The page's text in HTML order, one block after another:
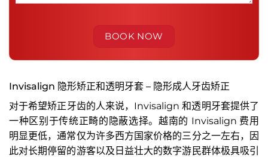
Invisalign 隐形矫正和透明牙套 – 隐形成人牙齿矫正
对于希望矫正牙齿的人来说，Invisalign 和透明牙套提供了
一种区别于传统正畸的隐蔽选择。越南的 Invisalign 费用
明显更低，通常仅为许多西方国家价格的三分之一左右，因
此对长期停留的游客以及日益壮大的数字游民群体极具吸引